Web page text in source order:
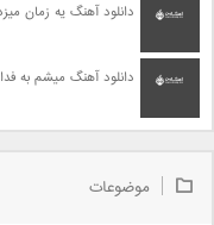
دانلود آهنگ یه زمان
دانلود آهنگ میشم به
موضوعات